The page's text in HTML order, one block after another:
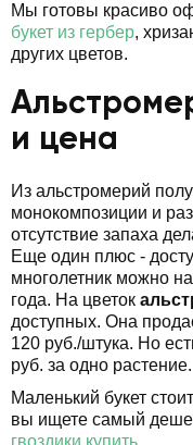
Мы готовы красиво
букет из гербер,
других цветов.
и цена
Из альстромерий
монокомпозиции и
отсутствие запаха
Еще один плюс -
многолетник можно
года. На цветок
доступных. Она
120 руб./штука. Но
руб. за одно растение.
Маленький букет
вы ищете самый
гвоздики купить